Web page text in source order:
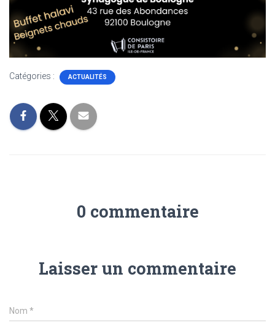
Catégories : ACTUALITÉS
0 commentaire
Laisser un commentaire
Nom *